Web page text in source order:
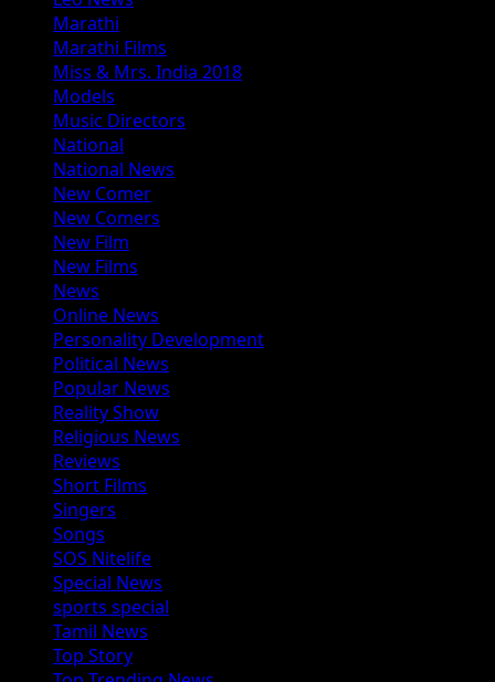
Marathi
Marathi Films
Miss & Mrs. India 2018
Models
Music Directors
National
National News
New Comer
New Comers
New Film
New Films
News
Online News
Personality Development
Political News
Popular News
Reality Show
Religious News
Reviews
Short Films
Singers
Songs
SOS Nitelife
Special News
sports special
Tamil News
Top Story